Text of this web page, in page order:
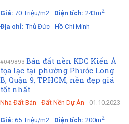
Giá: 70 Triệu/m2 Diện tích: 243m2
Địa chỉ: Thủ Đức - Hồ Chí Minh
#049893 Bán đất nền KDC Kiến Á
tọa lạc tại phường Phước Long
B, Quận 9, TP.HCM, nền đẹp giá
tốt nhất
Nhà Đất Bán - Đất Nền Dự Án 01.10.2023
Giá: 65 Triệu/m2 Diện tích: 200m2